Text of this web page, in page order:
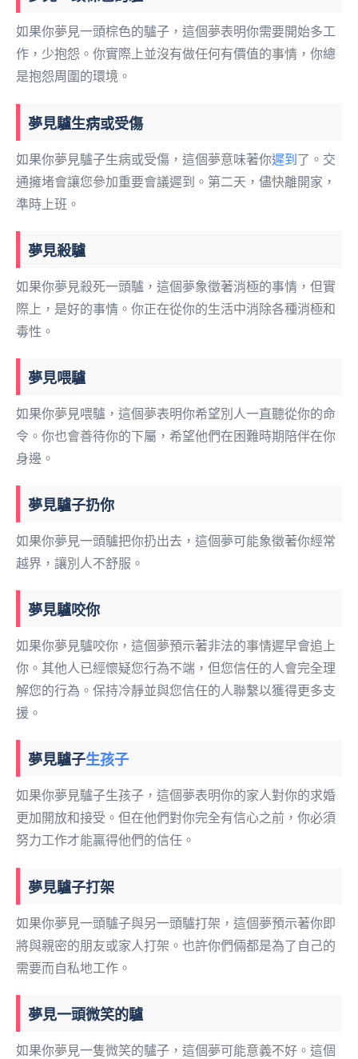
如果你夢見一頭棕色的驢子，這個夢表明你需要開始多工
作，少抱怨。你實際上並沒有做任何有價值的事情，你總
是抱怨周圍的環境。
夢見驢生病或受傷
如果你夢見驢子生病或受傷，這個夢意味著你遲到 了。交
通擁堵會讓您參加重要會議遲到。第二天，儘快離開家，
準時上班。
夢見殺驢
如果你夢見殺死一頭驢，這個夢象徵著消極的事情，但實
際上，是好的事情。你正在從你的生活中消除各種消極和
毒性。
夢見喂驢
如果你夢見喂驢，這個夢表明你希望別人一直聽從你的命
令。你也會善待你的下屬，希望他們在困難時期陪伴在你
身邊。
夢見驢子扔你
如果你夢見一頭驢把你扔出去，這個夢可能象徵著你經常
越界，讓別人不舒服。
夢見驢咬你
如果你夢見驢咬你，這個夢預示著非法的事情遲早會追上
你。其他人已經懷疑您行為不端，但您信任的人會完全理
解您的行為。保持冷靜並與您信任的人聯繫以獲得更多支
援。
夢見驢子生孩子
如果你夢見驢子生孩子，這個夢表明你的家人對你的求婚
更加開放和接受。但在他們對你完全有信心之前，你必須
努力工作才能贏得他們的信任。
夢見驢子打架
如果你夢見一頭驢子與另一頭驢打架，這個夢預示著你即
將與親密的朋友或家人打架。也許你們倆都是為了自己的
需要而自私地工作。
夢見一頭微笑的驢
如果你夢見一隻微笑的驢子，這個夢可能意義不好。這個